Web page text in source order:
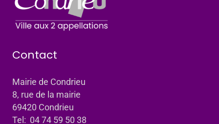
Contact
Mairie de Condrieu
8, rue de la mairie
69420 Condrieu
Tel: 04 74 59 50 38